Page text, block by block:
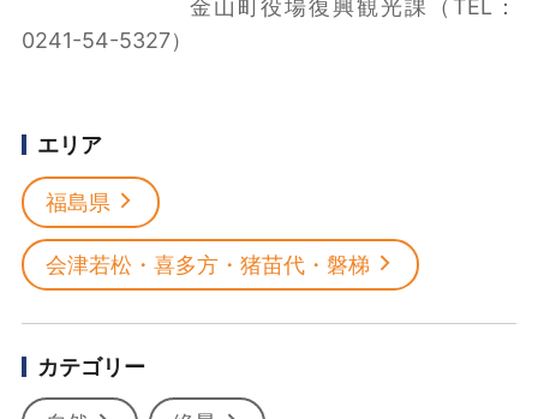
金山町役場復興観光課（TEL：
0241-54-5327）
エリア
福島県
会津若松・喜多方・猪苗代・磐梯
カテゴリー